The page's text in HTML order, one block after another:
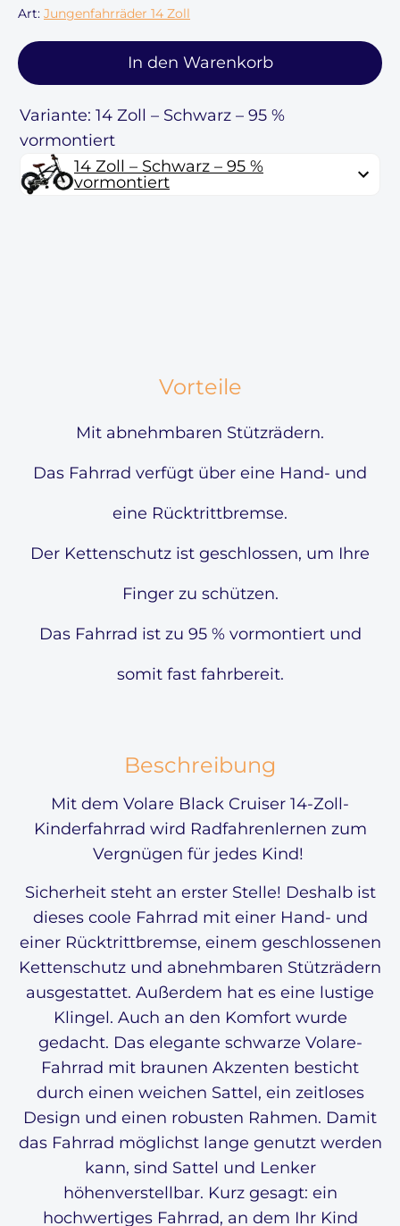
Art: Jungenfahrräder 14 Zoll
In den Warenkorb
Variante: 14 Zoll – Schwarz – 95 %
vormontiert
14 Zoll – Schwarz – 95 %
vormontiert
Vorteile
Mit abnehmbaren Stützrädern.
Das Fahrrad verfügt über eine Hand- und
eine Rücktrittbremse.
Der Kettenschutz ist geschlossen, um Ihre
Finger zu schützen.
Das Fahrrad ist zu 95 % vormontiert und
somit fast fahrbereit.
Beschreibung
Mit dem Volare Black Cruiser 14-Zoll-
Kinderfahrrad wird Radfahrenlernen zum
Vergnügen für jedes Kind!
Sicherheit steht an erster Stelle! Deshalb ist
dieses coole Fahrrad mit einer Hand- und
einer Rücktrittbremse, einem geschlossenen
Kettenschutz und abnehmbaren Stützrädern
ausgestattet. Außerdem hat es eine lustige
Klingel. Auch an den Komfort wurde
gedacht. Das elegante schwarze Volare-
Fahrrad mit braunen Akzenten besticht
durch einen weichen Sattel, ein zeitloses
Design und einen robusten Rahmen. Damit
das Fahrrad möglichst lange genutzt werden
kann, sind Sattel und Lenker
höhenverstellbar. Kurz gesagt: ein
hochwertiges Fahrrad, an dem Ihr Kind